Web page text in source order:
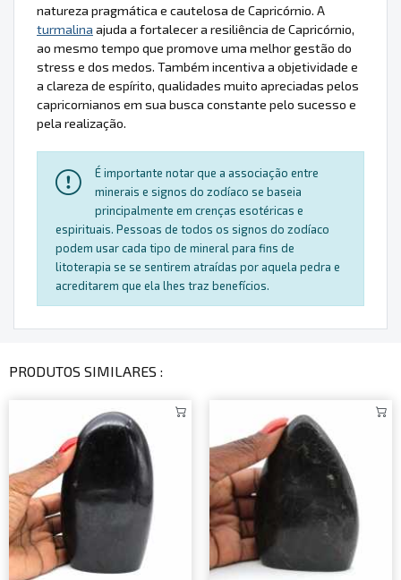
natureza pragmática e cautelosa de Capricórnio. A
turmalina ajuda a fortalecer a resiliência de Capricórnio,
ao mesmo tempo que promove uma melhor gestão do
stress e dos medos. Também incentiva a objetividade e
a clareza de espírito, qualidades muito apreciadas pelos
capricornianos em sua busca constante pelo sucesso e
pela realização.
É importante notar que a associação entre
minerais e signos do zodíaco se baseia
principalmente em crenças esotéricas e
espirituais. Pessoas de todos os signos do zodíaco
podem usar cada tipo de mineral para fins de
litoterapia se se sentirem atraídas por aquela pedra e
acreditarem que ela lhes traz benefícios.
PRODUTOS SIMILARES :